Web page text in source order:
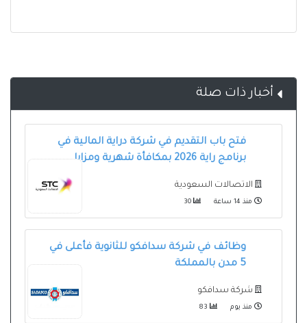
أخبار ذات صلة
فتح باب التقديم في شركة دراية المالية في
برنامج راية 2026 بمكافأة شهرية ومزايا
الاتصالات السعودية
منذ 14 ساعة
وظائف في شركة سدافكو للثانوية فأعلى في
5 مدن بالمملكة
شركة سدافكو
منذ يوم